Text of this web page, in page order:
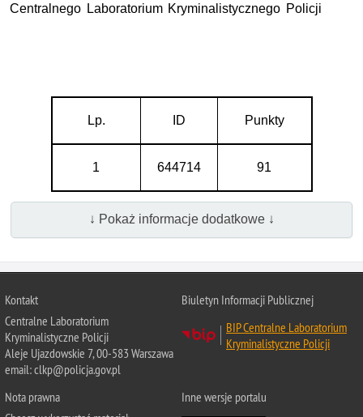
Centralnego Laboratorium Kryminalistycznego Policji
Lp. ID Punkty
1 644714 91
↓ Pokaż informacje dodatkowe ↓
Kontakt
Centralne Laboratorium
Kryminalistyczne Policji
Aleje Ujazdowskie 7, 00-583 Warszawa
email: clkp@policja.gov.pl
Biuletyn Informacji Publicznej
BIP Centralne Laboratorium
Kryminalistyczne Policji
Nota prawna
Inne wersje portalu